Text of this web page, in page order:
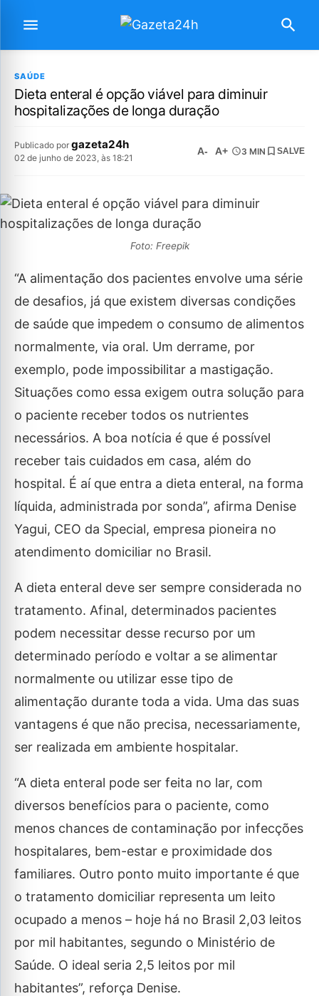
SAÚDE
Dieta enteral é opção viável para diminuir
hospitalizações de longa duração
Publicado por gazeta24h
02 de junho de 2023, às 18:21
A- A+ 3 MIN SALVE
Foto: Freepik
“A alimentação dos pacientes envolve uma série
de desafios, já que existem diversas condições
de saúde que impedem o consumo de alimentos
normalmente, via oral. Um derrame, por
exemplo, pode impossibilitar a mastigação.
Situações como essa exigem outra solução para
o paciente receber todos os nutrientes
necessários. A boa notícia é que é possível
receber tais cuidados em casa, além do
hospital. É aí que entra a dieta enteral, na forma
líquida, administrada por sonda”, afirma Denise
Yagui, CEO da Special, empresa pioneira no
atendimento domiciliar no Brasil.
A dieta enteral deve ser sempre considerada no
tratamento. Afinal, determinados pacientes
podem necessitar desse recurso por um
determinado período e voltar a se alimentar
normalmente ou utilizar esse tipo de
alimentação durante toda a vida. Uma das suas
vantagens é que não precisa, necessariamente,
ser realizada em ambiente hospitalar.
“A dieta enteral pode ser feita no lar, com
diversos benefícios para o paciente, como
menos chances de contaminação por infecções
hospitalares, bem-estar e proximidade dos
familiares. Outro ponto muito importante é que
o tratamento domiciliar representa um leito
ocupado a menos – hoje há no Brasil 2,03 leitos
por mil habitantes, segundo o Ministério de
Saúde. O ideal seria 2,5 leitos por mil
habitantes”, reforça Denise.